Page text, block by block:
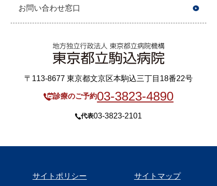
お問い合わせ窓口
〒113-8677 東京都文京区本駒込三丁目18番22号
診療のご予約03-3823-4890
代表03-3823-2101
サイトポリシー サイトマップ